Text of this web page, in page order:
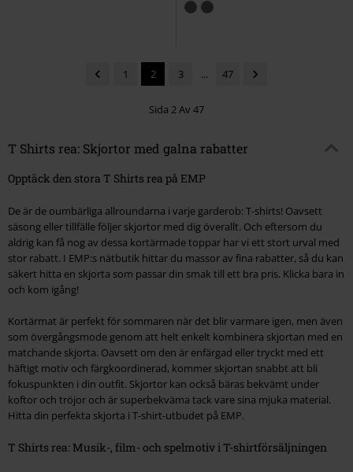
1 2 3 ... 47
Sida 2 Av 47
T Shirts rea: Skjortor med galna rabatter
Opptäck den stora T Shirts rea på EMP
De är de oumbärliga allroundarna i varje garderob: T-shirts! Oavsett
säsong eller tillfälle följer skjortor med dig överallt. Och eftersom du
aldrig kan få nog av dessa kortärmade toppar har vi ett stort urval med
stor rabatt. I EMP:s nätbutik hittar du massor av fina rabatter, så du kan
säkert hitta en skjorta som passar din smak till ett bra pris. Klicka bara in
och kom igång!
Kortärmat är perfekt för sommaren när det blir varmare igen, men även
som övergångsmode genom att helt enkelt kombinera skjortan med en
matchande skjorta. Oavsett om den är enfärgad eller tryckt med ett
häftigt motiv och färgkoordinerad, kommer skjortan snabbt att bli
fokuspunkten i din outfit. Skjortor kan också bäras bekvämt under
koftor och tröjor och är superbekväma tack vare sina mjuka material.
Hitta din perfekta skjorta i T-shirt-utbudet på EMP.
T Shirts rea: Musik-, film- och spelmotiv i T-shirtförsäljningen